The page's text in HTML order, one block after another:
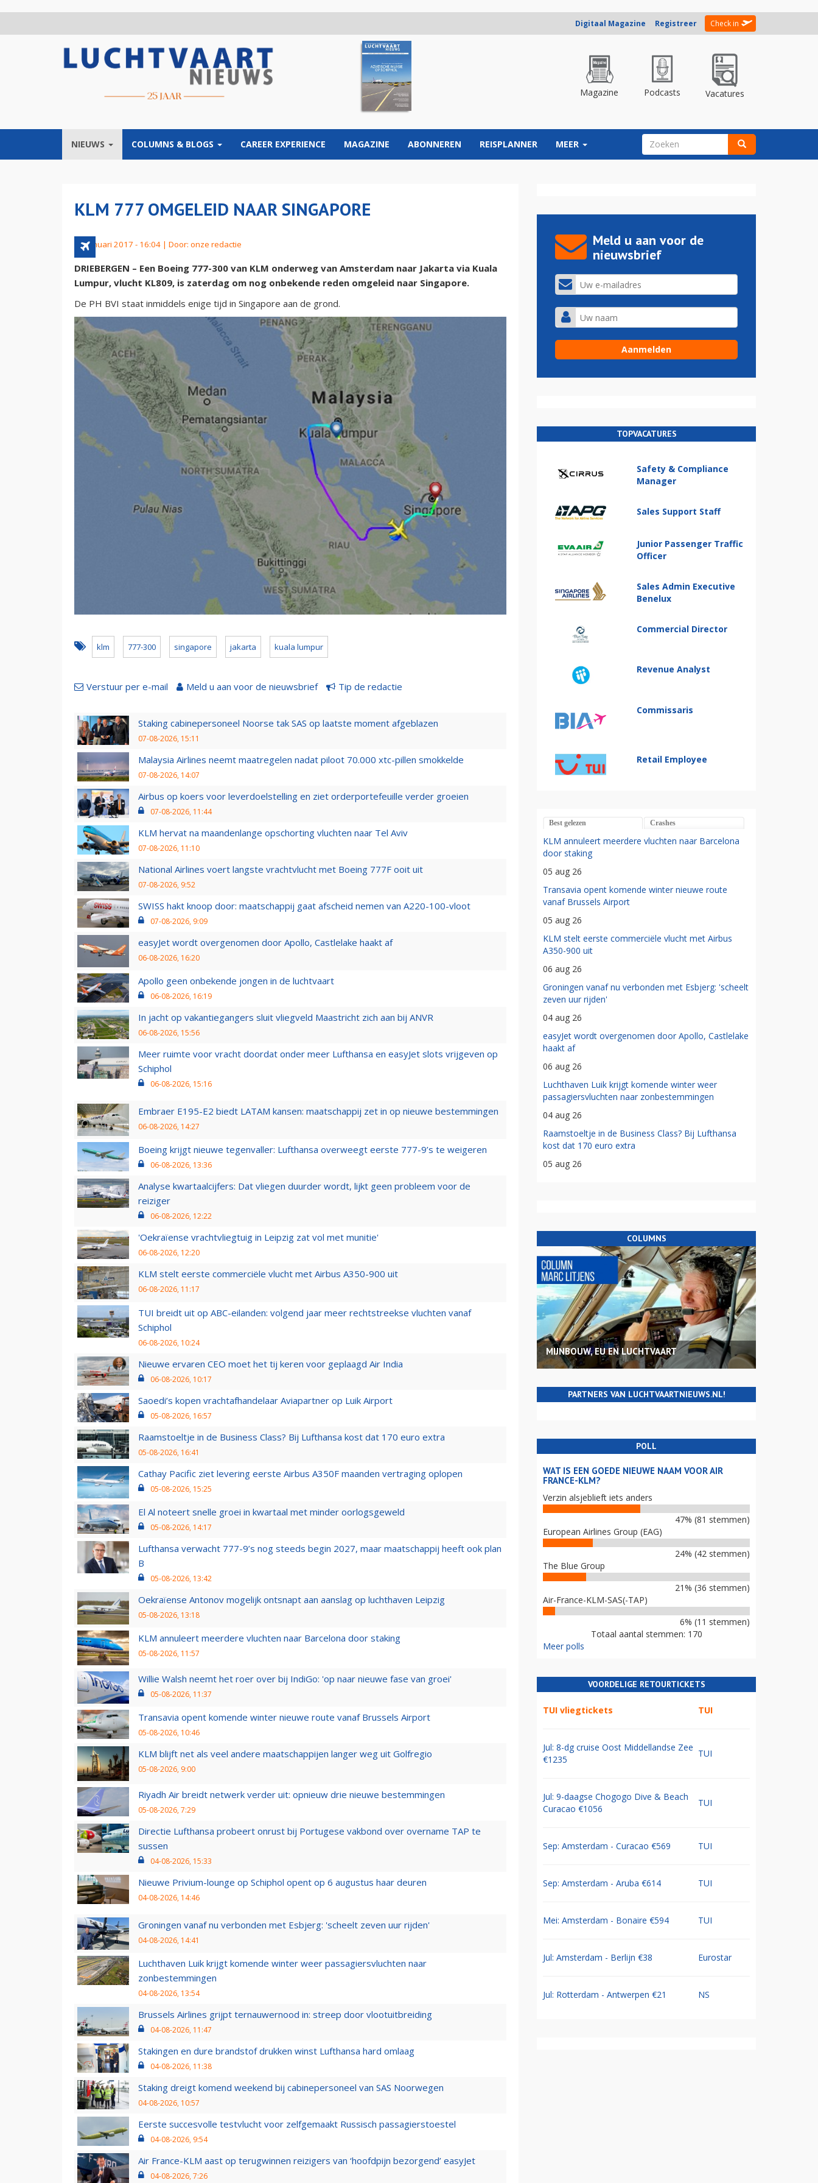
Digitaal Magazine Registreer Check in
Magazine Podcasts Vacatures
NIEUWS COLUMNS & BLOGS CAREER EXPERIENCE MAGAZINE ABONNEREN REISPLANNER MEER ZOEKVELD
KLM 777 OMGELEID NAAR SINGAPORE
28 januari 2017 - 16:04 | Door: onze redactie
DRIEBERGEN – Een Boeing 777-300 van KLM onderweg van Amsterdam naar Jakarta via Kuala
Lumpur, vlucht KL809, is zaterdag om nog onbekende reden omgeleid naar Singapore.
De PH BVI staat inmiddels enige tijd in Singapore aan de grond.
klm 777-300 singapore jakarta kuala lumpur
Verstuur per e-mail Meld u aan voor de nieuwsbrief Tip de redactie
Staking cabinepersoneel Noorse tak SAS op laatste moment afgeblazen
07-08-2026, 15:11
Malaysia Airlines neemt maatregelen nadat piloot 70.000 xtc-pillen smokkelde
07-08-2026, 14:07
Airbus op koers voor leverdoelstelling en ziet orderportefeuille verder groeien
07-08-2026, 11:44
KLM hervat na maandenlange opschorting vluchten naar Tel Aviv
07-08-2026, 11:10
National Airlines voert langste vrachtvlucht met Boeing 777F ooit uit
07-08-2026, 9:52
SWISS hakt knoop door: maatschappij gaat afscheid nemen van A220-100-vloot
07-08-2026, 9:09
easyJet wordt overgenomen door Apollo, Castlelake haakt af
06-08-2026, 16:20
Apollo geen onbekende jongen in de luchtvaart
06-08-2026, 16:19
In jacht op vakantiegangers sluit vliegveld Maastricht zich aan bij ANVR
06-08-2026, 15:56
Meer ruimte voor vracht doordat onder meer Lufthansa en easyJet slots vrijgeven op
Schiphol
06-08-2026, 15:16
Embraer E195-E2 biedt LATAM kansen: maatschappij zet in op nieuwe bestemmingen
06-08-2026, 14:27
Boeing krijgt nieuwe tegenvaller: Lufthansa overweegt eerste 777-9’s te weigeren
06-08-2026, 13:36
Analyse kwartaalcijfers: Dat vliegen duurder wordt, lijkt geen probleem voor de
reiziger
06-08-2026, 12:22
'Oekraïense vrachtvliegtuig in Leipzig zat vol met munitie'
06-08-2026, 12:20
KLM stelt eerste commerciële vlucht met Airbus A350-900 uit
06-08-2026, 11:17
TUI breidt uit op ABC-eilanden: volgend jaar meer rechtstreekse vluchten vanaf
Schiphol
06-08-2026, 10:24
Nieuwe ervaren CEO moet het tij keren voor geplaagd Air India
06-08-2026, 10:17
Saoedi’s kopen vrachtafhandelaar Aviapartner op Luik Airport
05-08-2026, 16:57
Raamstoeltje in de Business Class? Bij Lufthansa kost dat 170 euro extra
05-08-2026, 16:41
Cathay Pacific ziet levering eerste Airbus A350F maanden vertraging oplopen
05-08-2026, 15:25
El Al noteert snelle groei in kwartaal met minder oorlogsgeweld
05-08-2026, 14:17
Lufthansa verwacht 777-9’s nog steeds begin 2027, maar maatschappij heeft ook plan
B
05-08-2026, 13:42
Oekraïense Antonov mogelijk ontsnapt aan aanslag op luchthaven Leipzig
05-08-2026, 13:18
KLM annuleert meerdere vluchten naar Barcelona door staking
05-08-2026, 11:57
Willie Walsh neemt het roer over bij IndiGo: 'op naar nieuwe fase van groei'
05-08-2026, 11:37
Transavia opent komende winter nieuwe route vanaf Brussels Airport
05-08-2026, 10:46
KLM blijft net als veel andere maatschappijen langer weg uit Golfregio
05-08-2026, 9:00
Riyadh Air breidt netwerk verder uit: opnieuw drie nieuwe bestemmingen
05-08-2026, 7:29
Directie Lufthansa probeert onrust bij Portugese vakbond over overname TAP te
sussen
04-08-2026, 15:33
Nieuwe Privium-lounge op Schiphol opent op 6 augustus haar deuren
04-08-2026, 14:46
Groningen vanaf nu verbonden met Esbjerg: 'scheelt zeven uur rijden'
04-08-2026, 14:41
Luchthaven Luik krijgt komende winter weer passagiersvluchten naar
zonbestemmingen
04-08-2026, 13:54
Brussels Airlines grijpt ternauwernood in: streep door vlootuitbreiding
04-08-2026, 11:47
Stakingen en dure brandstof drukken winst Lufthansa hard omlaag
04-08-2026, 11:38
Staking dreigt komend weekend bij cabinepersoneel van SAS Noorwegen
04-08-2026, 10:57
Eerste succesvolle testvlucht voor zelfgemaakt Russisch passagierstoestel
04-08-2026, 9:54
Air France-KLM aast op terugwinnen reizigers van ‘hoofdpijn bezorgend’ easyJet
04-08-2026, 7:26
Meld u aan voor de
nieuwsbrief
TOPVACATURES
Safety & Compliance
Manager
Sales Support Staff
Junior Passenger Traffic
Officer
Sales Admin Executive
Benelux
Commercial Director
Revenue Analyst
Commissaris
Retail Employee
Best gelezen Crashes
KLM annuleert meerdere vluchten naar Barcelona
door staking
05 aug 26
Transavia opent komende winter nieuwe route
vanaf Brussels Airport
05 aug 26
KLM stelt eerste commerciële vlucht met Airbus
A350-900 uit
06 aug 26
Groningen vanaf nu verbonden met Esbjerg: 'scheelt
zeven uur rijden'
04 aug 26
easyJet wordt overgenomen door Apollo, Castlelake
haakt af
06 aug 26
Luchthaven Luik krijgt komende winter weer
passagiersvluchten naar zonbestemmingen
04 aug 26
Raamstoeltje in de Business Class? Bij Lufthansa
kost dat 170 euro extra
05 aug 26
COLUMNS
MIJNBOUW, EU EN LUCHTVAART
PARTNERS VAN LUCHTVAARTNIEUWS.NL!
POLL
WAT IS EEN GOEDE NIEUWE NAAM VOOR AIR
FRANCE-KLM?
Verzin alsjeblieft iets anders
47% (81 stemmen)
European Airlines Group (EAG)
24% (42 stemmen)
The Blue Group
21% (36 stemmen)
Air-France-KLM-SAS(-TAP)
6% (11 stemmen)
Totaal aantal stemmen: 170
Meer polls
VOORDELIGE RETOURTICKETS
TUI vliegtickets TUI
Jul: 8-dg cruise Oost Middellandse Zee
€1235
TUI
Jul: 9-daagse Chogogo Dive & Beach
Curacao €1056
TUI
Sep: Amsterdam - Curacao €569 TUI
Sep: Amsterdam - Aruba €614 TUI
Mei: Amsterdam - Bonaire €594 TUI
Jul: Amsterdam - Berlijn €38 Eurostar
Jul: Rotterdam - Antwerpen €21 NS